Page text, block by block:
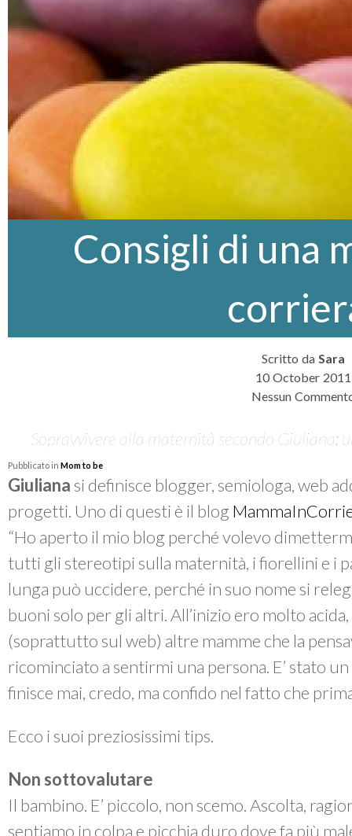
Consigli di una
Scritto da Sara
10 October 2011
Nessun
Sopravvivere alla maternità secondo Giuliana:
Pubblicato in Mom to be
Giuliana si definisce blogger, semiologa, web
progetti. Uno di questi è il blog
“Ho aperto il mio blog perché volevo
tutti gli stereotipi sulla maternità, i fiorellini e i
lunga può uccidere, perché in suo nome si
buoni solo per gli altri. All’inizio ero molto
(soprattutto sul web) altre mamme che la
ricominciato a sentirmi una persona. E’ stato
finisce mai, credo, ma confido nel fatto che
Ecco i suoi preziosissimi tips.
Non sottovalutare
Il bambino. E’ piccolo, non scemo. Ascolta,
sentiamo in colpa e picchia duro dove fa più